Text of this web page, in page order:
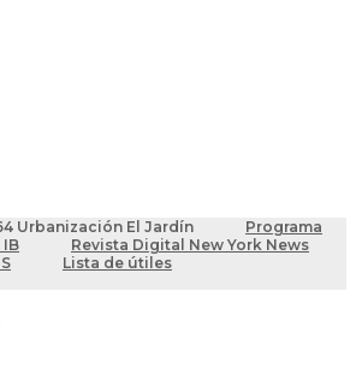
Urbanización El Jardín
Programa
Revista Digital New York News
Lista de útiles